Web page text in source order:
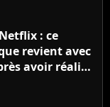
: ce
revient avec
avoir réalisé
et régné 6
10